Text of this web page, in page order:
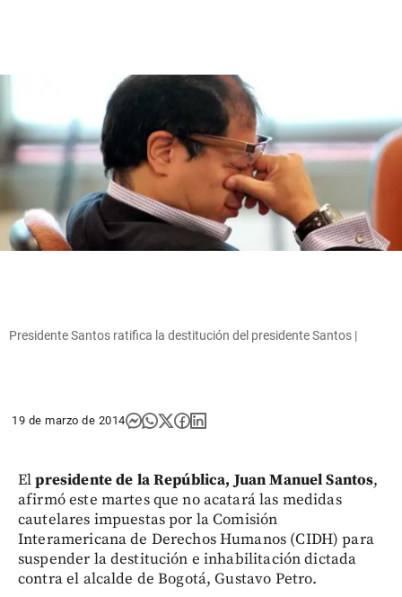
Presidente Santos ratifica la destitución del presidente Santos |
19 de marzo de 2014
Elpresidente de la República, Juan Manuel Santos,
afirmó este martes que no acatará las medidas
cautelares impuestas por la Comisión
Interamericana de Derechos Humanos (CIDH) para
suspender la destitución e inhabilitación dictada
contra el alcalde de Bogotá, Gustavo Petro.